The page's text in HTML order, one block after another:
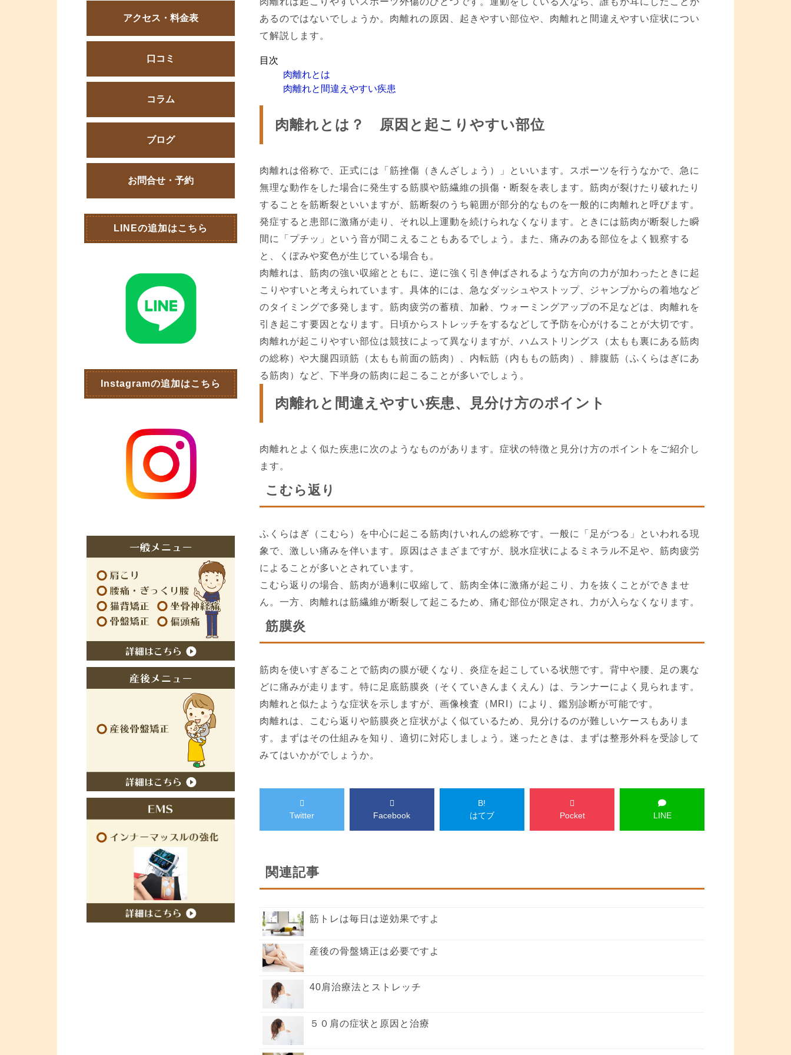
あるのではないでしょうか。肉離れの原因、起きやすい部位や、肉離れと間違えやすい症状につい
て解説します。
目次
肉離れとは
肉離れと間違えやすい疾患
肉離れとは？ 原因と起こりやすい部位
肉離れは俗称で、正式には「筋挫傷（きんざしょう）」といいます。スポーツを行うなかで、急に
無理な動作をした場合に発生する筋膜や筋繊維の損傷・断裂を表します。筋肉が裂けたり破れたり
することを筋断裂といいますが、筋断裂のうち範囲が部分的なものを一般的に肉離れと呼びます。
発症すると患部に激痛が走り、それ以上運動を続けられなくなります。ときには筋肉が断裂した瞬
間に「プチッ」という音が聞こえることもあるでしょう。また、痛みのある部位をよく観察する
と、くぼみや変色が生じている場合も。
肉離れは、筋肉の強い収縮とともに、逆に強く引き伸ばされるような方向の力が加わったときに起
こりやすいと考えられています。具体的には、急なダッシュやストップ、ジャンプからの着地など
のタイミングで多発します。筋肉疲労の蓄積、加齢、ウォーミングアップの不足などは、肉離れを
引き起こす要因となります。日頃からストレッチをするなどして予防を心がけることが大切です。
肉離れが起こりやすい部位は競技によって異なりますが、ハムストリングス（太もも裏にある筋肉
の総称）や大腿四頭筋（太もも前面の筋肉）、内転筋（内ももの筋肉）、腓腹筋（ふくらはぎにあ
る筋肉）など、下半身の筋肉に起こることが多いでしょう。
肉離れと間違えやすい疾患、見分け方のポイント
肉離れとよく似た疾患に次のようなものがあります。症状の特徴と見分け方のポイントをご紹介し
ます。
こむら返り
ふくらはぎ（こむら）を中心に起こる筋肉けいれんの総称です。一般に「足がつる」といわれる現
象で、激しい痛みを伴います。原因はさまざまですが、脱水症状によるミネラル不足や、筋肉疲労
によることが多いとされています。
こむら返りの場合、筋肉が過剰に収縮して、筋肉全体に激痛が起こり、力を抜くことができませ
ん。一方、肉離れは筋繊維が断裂して起こるため、痛む部位が限定され、力が入らなくなります。
筋膜炎
筋肉を使いすぎることで筋肉の膜が硬くなり、炎症を起こしている状態です。背中や腰、足の裏な
どに痛みが走ります。特に足底筋膜炎（そくていきんまくえん）は、ランナーによく見られます。
肉離れと似たような症状を示しますが、画像検査（MRI）により、鑑別診断が可能です。
肉離れは、こむら返りや筋膜炎と症状がよく似ているため、見分けるのが難しいケースもありま
す。まずはその仕組みを知り、適切に対応しましょう。迷ったときは、まずは整形外科を受診して
みてはいかがでしょうか。
Twitter Facebook
B!
はてブ
Pocket LINE
関連記事
筋トレは毎日は逆効果ですよ
産後の骨盤矯正は必要ですよ
40肩治療法とストレッチ
５０肩の症状と原因と治療
アクセス・料金表
口コミ
コラム
ブログ
お問合せ・予約
LINEの追加はこちら
Instagramの追加はこちら